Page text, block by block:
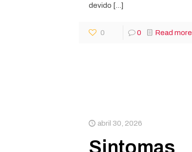
devido […]
0 0 Read more
abril 30, 2026
Sintomas